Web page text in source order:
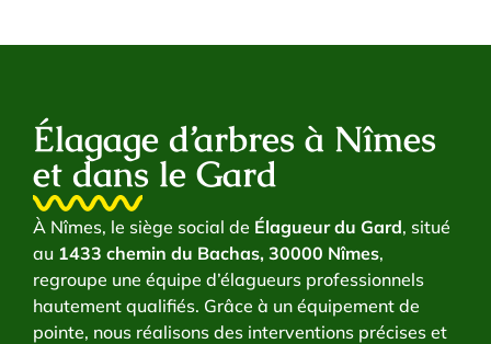
Élagage d’arbres à Nîmes
et dans le Gard
À Nîmes, le siège social de Élagueur du Gard, situé
au 1433 chemin du Bachas, 30000 Nîmes,
regroupe une équipe d’élagueurs professionnels
hautement qualifiés. Grâce à un équipement de
pointe, nous réalisons des interventions précises et